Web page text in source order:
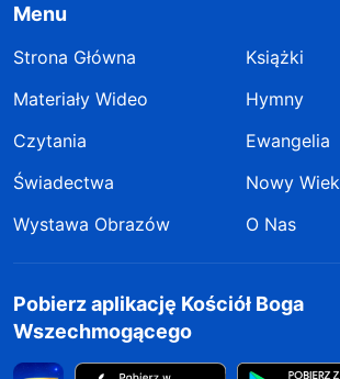
Menu
Strona Główna
Książki
Materiały Wideo
Hymny
Czytania
Ewangelia
Świadectwa
Nowy Wiek
Wystawa Obrazów
O Nas
Pobierz aplikację Kościół Boga
Wszechmogącego